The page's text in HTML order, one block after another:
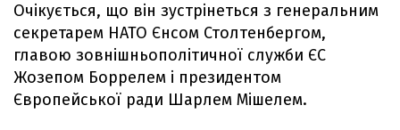
Очікується, що він зустрінеться з генеральним
секретарем НАТО Єнсом Столтенбергом,
главою зовнішньополітичної служби ЄС
Жозепом Боррелем і президентом
Європейської ради Шарлем Мішелем.